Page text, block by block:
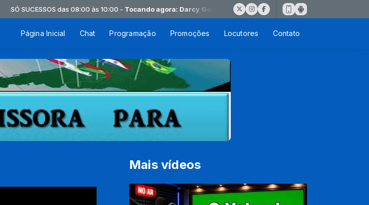
SÓ SUCESSOS das 08:00 às 10:00 -Tocando agora: Darcy Gonçalves EU VOAREI
Página Inicial Chat Programação Promoções Locutores Contato
Mais vídeos